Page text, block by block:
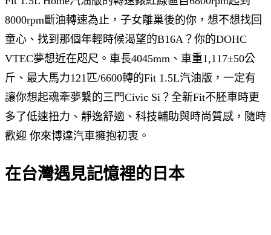
8000rpm斷油轉速為止，子女離巢後的你，想不想找回
童心、找到那個年輕時候渴望的B16A？你的DOHC
VTEC夢想近在咫尺。車長4045mm、車重1,117±50公
斤、最大馬力121匹/6600轉的Fit 1.5L汽油版，一定有
讓你想起魂牽夢繫的三門Civic Si？全新Fit不胚車時更
多了低速扭力、靜逸舒適、科技輔助與時尚質感，隨時
歡迎 你來博達汽車擁抱初衷。
在台灣遇見記憶裡的日本